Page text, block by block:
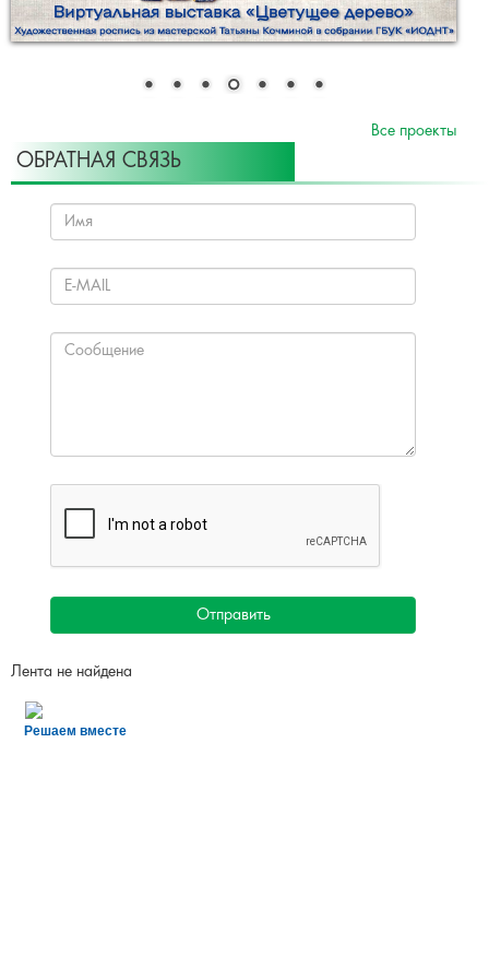
Все проекты
ОБРАТНАЯ СВЯЗЬ
Отправить
Лента не найдена
Решаем вместе